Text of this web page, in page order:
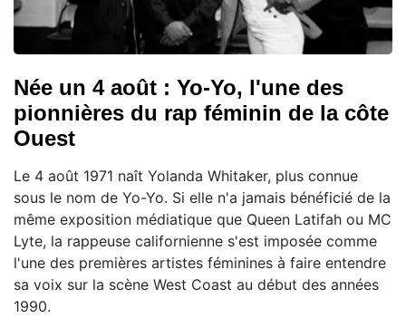
Née un 4 août : Yo-Yo, l'une des
pionnières du rap féminin de la côte
Ouest
Le 4 août 1971 naît Yolanda Whitaker, plus connue
sous le nom de Yo-Yo. Si elle n'a jamais bénéficié de la
même exposition médiatique que Queen Latifah ou MC
Lyte, la rappeuse californienne s'est imposée comme
l'une des premières artistes féminines à faire entendre
sa voix sur la scène West Coast au début des années
1990.